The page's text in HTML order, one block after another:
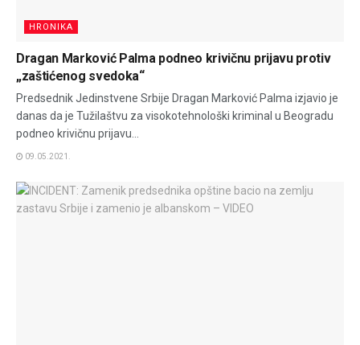
HRONIKA
Dragan Marković Palma podneo krivičnu prijavu protiv
„zaštićenog svedoka“
Predsednik Jedinstvene Srbije Dragan Marković Palma izjavio je
danas da je Tužilaštvu za visokotehnološki kriminal u Beogradu
podneo krivičnu prijavu...
09.05.2021.